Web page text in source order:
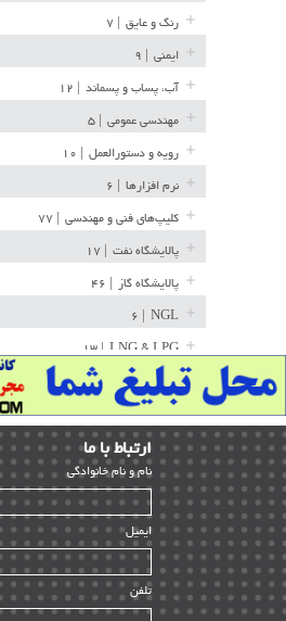
رنگ و عایق
ایمنی
آب، پساب و پسماند
مهندسی عمومی
رویه و دستورالعمل
نرم افزارها
کلیپ‌های فنی و مهندسی
پالایشگاه نفت
پالایشگاه گاز
NGL
LNG & LPG | ۱۳
خط لوله | ۳۶
مخازن ذخیره | ۱۵
پتروشیمی | ۱۴
بازرسی و QC | ۱۵
HSE | ۳۹
ساخت و نصب | ۱۲
راه اندازی | ۹
سازندگان و تامین کنندگان | ۱۰
ارﺗﺒﺎط ﺑﺎ ما
ﻧﺎم و ﻧﺎم ﺧﺎﻧﻮادﮔﻰ
ایمیل
تلفن